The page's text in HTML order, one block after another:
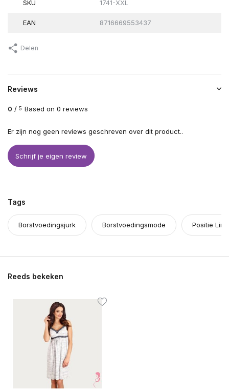
SKU 1741-XXL
EAN 8716669553437
Delen
Reviews
0 / 5 Based on 0 reviews
Er zijn nog geen reviews geschreven over dit product..
Schrijf je eigen review
Tags
Borstvoedingsjurk Borstvoedingsmode Positie
Reeds bekeken